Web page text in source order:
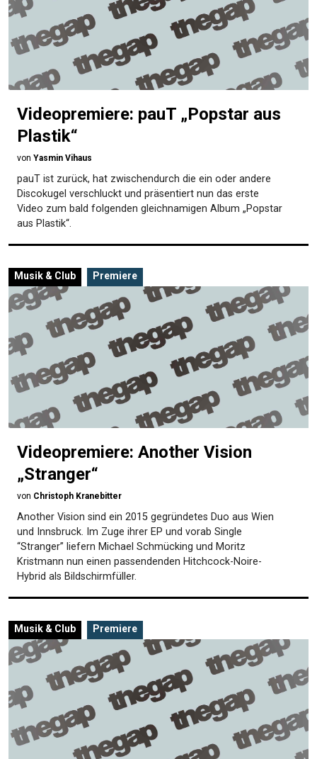
Videopremiere: pauT „Popstar aus
Plastik“
von Yasmin Vihaus
pauT ist zurück, hat zwischendurch die ein oder andere
Discokugel verschluckt und präsentiert nun das erste
Video zum bald folgenden gleichnamigen Album „Popstar
aus Plastik“.
Musik & Club Premiere
Videopremiere: Another Vision
„Stranger“
von Christoph Kranebitter
Another Vision sind ein 2015 gegründetes Duo aus Wien
und Innsbruck. Im Zuge ihrer EP und vorab Single
“Stranger” liefern Michael Schmücking und Moritz
Kristmann nun einen passendenden Hitchcock-Noire-
Hybrid als Bildschirmfüller.
Musik & Club Premiere